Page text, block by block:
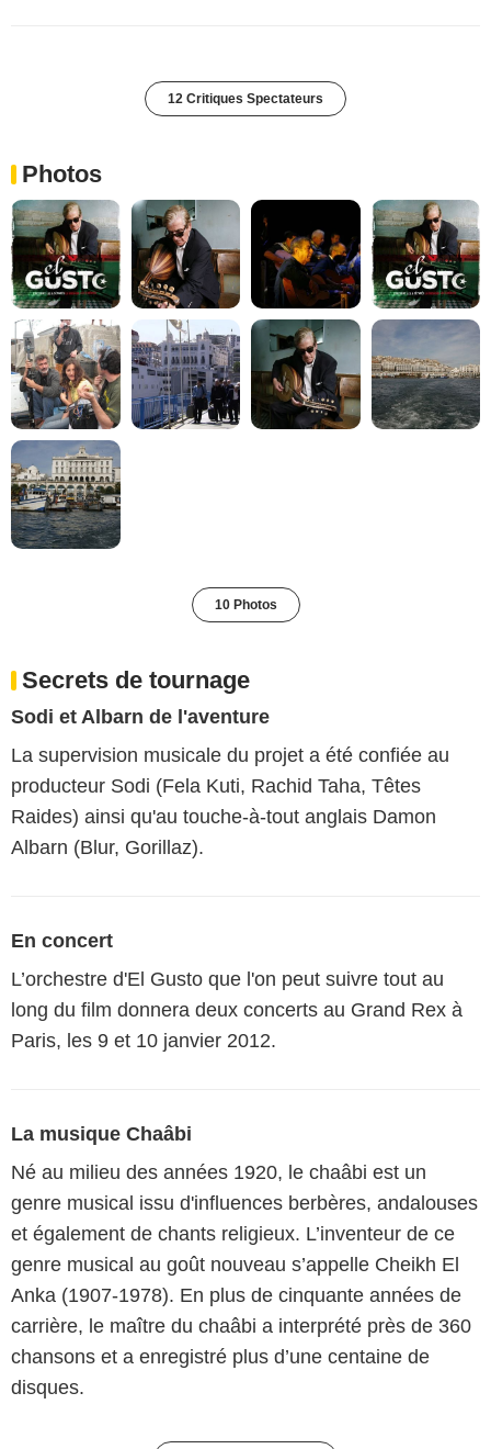
12 Critiques Spectateurs
Photos
10 Photos
Secrets de tournage
Sodi et Albarn de l'aventure
La supervision musicale du projet a été confiée au
producteur Sodi (Fela Kuti, Rachid Taha, Têtes
Raides) ainsi qu'au touche-à-tout anglais Damon
Albarn (Blur, Gorillaz).
En concert
L’orchestre d'El Gusto que l'on peut suivre tout au
long du film donnera deux concerts au Grand Rex à
Paris, les 9 et 10 janvier 2012.
La musique Chaâbi
Né au milieu des années 1920, le chaâbi est un
genre musical issu d'influences berbères, andalouses
et également de chants religieux. L’inventeur de ce
genre musical au goût nouveau s’appelle Cheikh El
Anka (1907-1978). En plus de cinquante années de
carrière, le maître du chaâbi a interprété près de 360
chansons et a enregistré plus d’une centaine de
disques.